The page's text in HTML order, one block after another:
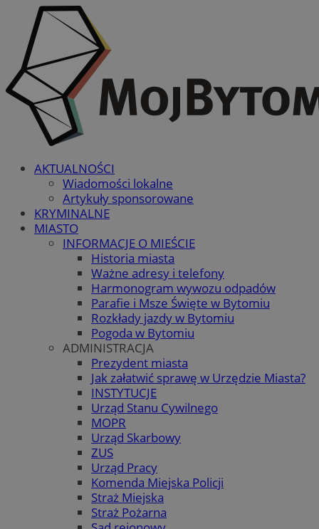
AKTUALNOŚCI
Wiadomości lokalne
Artykuły sponsorowane
KRYMINALNE
MIASTO
INFORMACJE O MIEŚCIE
Historia miasta
Ważne adresy i telefony
Harmonogram wywozu odpadów
Parafie i Msze Święte w Bytomiu
Rozkłady jazdy w Bytomiu
Pogoda w Bytomiu
ADMINISTRACJA
Prezydent miasta
Jak załatwić sprawę w Urzędzie Miasta?
INSTYTUCJE
Urząd Stanu Cywilnego
MOPR
Urząd Skarbowy
ZUS
Urząd Pracy
Komenda Miejska Policji
Straż Miejska
Straż Pożarna